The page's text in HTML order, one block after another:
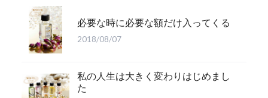
必要な時に必要な額だけ入ってくる
2018/08/07
私の人生は大きく変わりはじめまし
た